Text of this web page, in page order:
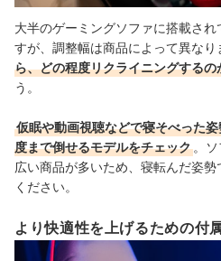
大半のゲーミングソファに搭載さ
すが、調整幅は商品によって異なり
ら、どの程度リクライニングするの
う。
仮眠や動画視聴などで寝そべった
度まで倒せるモデルをチェック 。
広い商品が多いため、寝転んだ姿
ください。
より快適性を上げるための付